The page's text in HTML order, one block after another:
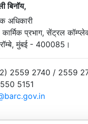
बिनॉय,
अधिकारी
प्रभाग, सेंट्रल
मुंबई - 400085।
2559 2740 / 2559
5151